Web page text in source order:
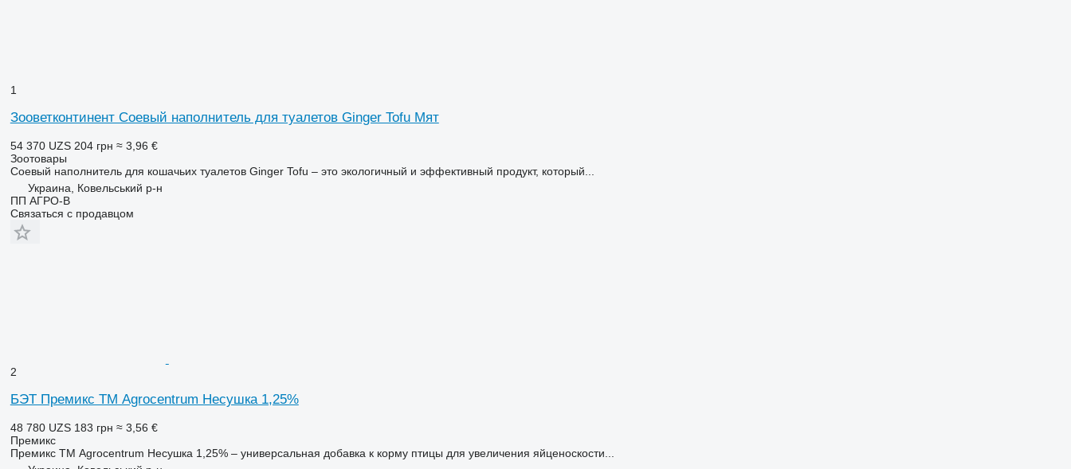
1
Зооветконтинент Соевый наполнитель для туалетов Ginger Tofu Мят
54 370 UZS 204 грн ≈ 3,96 €
Зоотовары
Соевый наполнитель для кошачьих туалетов Ginger Tofu – это экологичный и эффективный продукт, который...
Украина, Ковельський р-н
ПП АГРО-В
Связаться с продавцом
2
БЭТ Премикс ТМ Agrocentrum Несушка 1,25%
48 780 UZS 183 грн ≈ 3,56 €
Премикс
Премикс ТМ Agrocentrum Несушка 1,25% – универсальная добавка к корму птицы для увеличения яйценоскости...